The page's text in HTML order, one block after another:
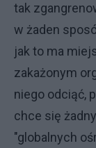
tak
w żaden
jak to ma
zakażonym
niego odciąć,
chce się
"globalnych